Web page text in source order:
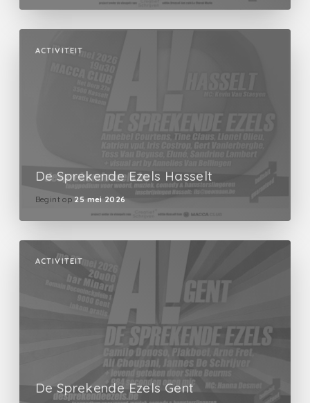
ACTIVITEIT
De Sprekende Ezels Hasselt
Begint op 25 mei 2026
ACTIVITEIT
De Sprekende Ezels Gent